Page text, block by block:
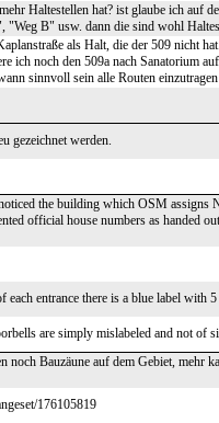
Haltestellen hat? ist glaube ich auf
B" usw. dann die sind wohl
als Halt, die der 509 nicht
ich noch den 509a nach Sanatorium
sinnvoll sein alle Routen
gezeichnet werden.
the building which OSM assigns
official house numbers as handed
entrance there is a blue label with
are simply mislabeled and not of
noch Bauzäune auf dem Gebiet, mehr
176105819